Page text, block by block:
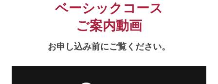
ベーシックコース
ご案内動画
お申し込み前にご覧ください。